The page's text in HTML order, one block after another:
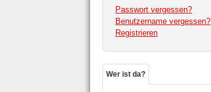
Passwort vergessen?
Benutzername vergessen?
Registrieren
Wer ist da?